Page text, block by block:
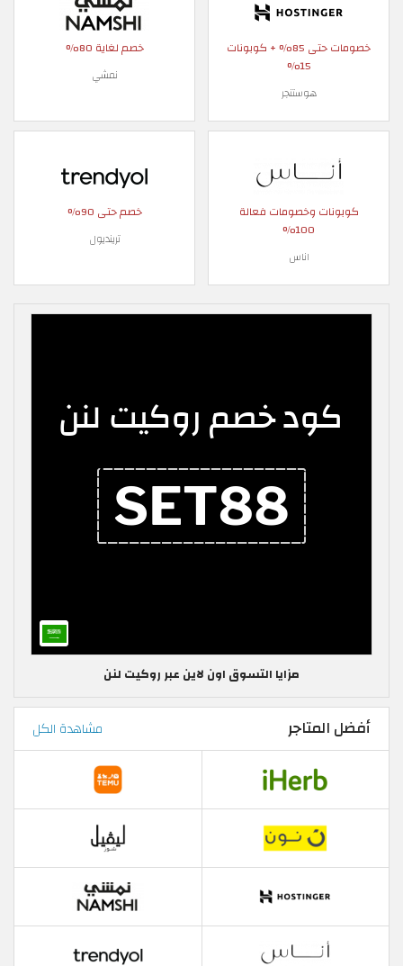
خصومات حتى 85% + كوبونات
15%
هوستنجر
خصم لغاية 80%
نمشي
كوبونات وخصومات فعالة
100%
اناس
خصم حتى 90%
ترينديول
مزايا التسوق اون لاين عبر روكيت لنن
أفضل المتاجر مشاهدة الكل